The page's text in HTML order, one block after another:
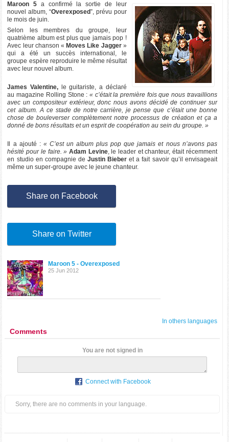
Maroon 5 a confirmé la sortie de leur
nouvel album, “Overexposed”, prévu pour
le mois de juin.
Selon les membres du groupe, leur
quatrième album est plus que jamais pop !
Avec leur chanson « Moves Like Jagger»
qui a été un succès international, le
groupe espère reproduire le même résultat
avec leur nouvel album.
James Valentine, le guitariste, a déclaré
au magazine Rolling Stone : « c’était la première fois que nous travaillions
avec un compositeur extérieur, donc nous avons décidé de continuer sur
cet album. A ce stade de notre carrière, je pense que c’était une bonne
chose de bouleverser complètement notre processus de création et ça a
donné de bons résultats et un esprit de coopération au sein du groupe. »
Il a ajouté :« C’est un album plus pop que jamais et nous n’avons pas
hésité pour le faire. » Adam Levine, le leader et chanteur, était récemment
en studio en compagnie deJustin Bieberet a fait savoir qu’il envisageait
même un super-groupe avec le jeune chanteur.
Share on Facebook
Share on Twitter
Maroon 5 - Overexposed
25 Jun 2012
In others languages
Comments
You are not signed in
Connect with Facebook
Sorry, there are no comments in your language.